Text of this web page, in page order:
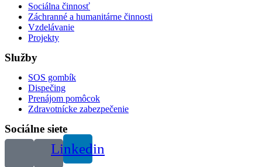
Sociálna činnosť
Záchranné a humanitárne činnosti
Vzdelávanie
Projekty
Služby
SOS gombík
Dispečing
Prenájom pomôcok
Zdravotnícke zabezpečenie
Sociálne siete
Linkedin